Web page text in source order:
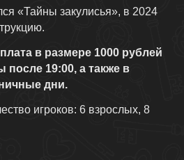
«Тайны закулисья», в 2024
в размере 1000 рублей
после 19:00, а также в
дни.
игроков: 6 взрослых, 8